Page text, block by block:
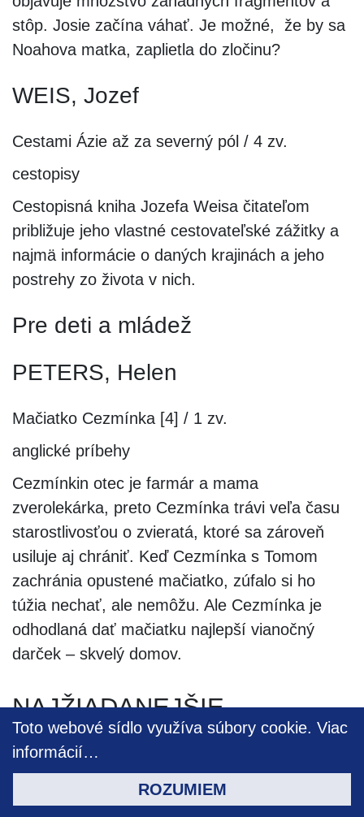
Toto webové sídlo využíva súbory cookie. Viac
informácií…
ROZUMIEM
stôp. Josie začína váhať. Je možné, že by sa
Noahova matka, zaplietla do zločinu?
WEIS, Jozef
Cestami Ázie až za severný pól / 4 zv.
cestopisy
Cestopisná kniha Jozefa Weisa čitateľom
približuje jeho vlastné cestovateľské zážitky a
najmä informácie o daných krajinách a jeho
postrehy zo života v nich.
Pre deti a mládež
PETERS, Helen
Mačiatko Cezmínka [4] / 1 zv.
anglické príbehy
Cezmínkin otec je farmár a mama
zverolekárka, preto Cezmínka trávi veľa času
starostlivosťou o zvieratá, ktoré sa zároveň
usiluje aj chrániť. Keď Cezmínka s Tomom
zachránia opustené mačiatko, zúfalo si ho
túžia nechať, ale nemôžu. Ale Cezmínka je
odhodlaná dať mačiatku najlepší vianočný
darček – skvelý domov.
NAJŽIADANEJŠIE
ZVUKOVÉ KNIHY, U
KTORÝCH BOL ZMENENÝ